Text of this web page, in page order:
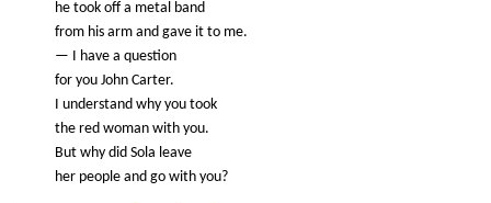
he took off a metal band
from his arm and gave it to me.
— I have a question
for you John Carter.
I understand why you took
the red woman with you.
But why did Sola leave
her people and go with you?